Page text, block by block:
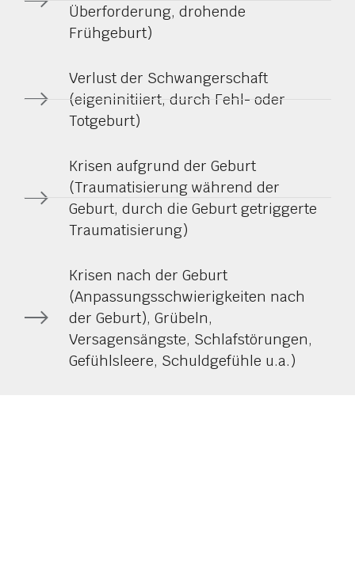
Überforderung, drohende
Frühgeburt)
Verlust der Schwangerschaft
(eigeninitiiert, durch Fehl- oder
Totgeburt)
Krisen aufgrund der Geburt
(Traumatisierung während der
Geburt, durch die Geburt getriggerte
Traumatisierung)
Krisen nach der Geburt
(Anpassungsschwierigkeiten nach
der Geburt), Grübeln,
Versagensängste, Schlafstörungen,
Gefühlsleere, Schuldgefühle u.a.)